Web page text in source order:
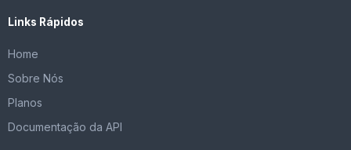
Links Rápidos
Home
Sobre Nós
Planos
Documentação da API